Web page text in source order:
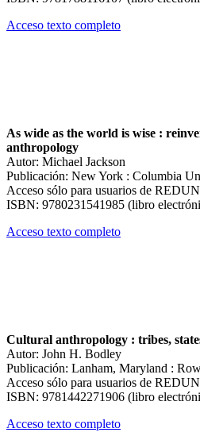
Acceso texto completo
As wide as the world is wise :
anthropology
Autor: Michael Jackson
Publicación: New York : Columbia
Acceso sólo para usuarios de
ISBN: 9780231541985 (libro
Acceso texto completo
Cultural anthropology : tribes,
Autor: John H. Bodley
Publicación: Lanham, Maryland :
Acceso sólo para usuarios de
ISBN: 9781442271906 (libro
Acceso texto completo